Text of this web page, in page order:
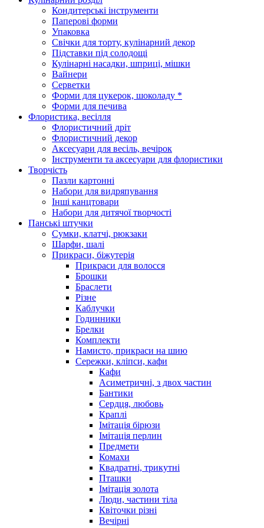
Кондитерські інструменти
Паперові форми
Упаковка
Свічки для торту, кулінарний декор
Підставки під солодощі
Кулінарні насадки, шприці, мішки
Вайнери
Серветки
Форми для цукерок, шоколаду *
Форми для печива
Флористика, весілля
Флористичний дріт
Флористичний декор
Аксесуари для весіль, вечірок
Інструменти та аксесуари для флористики
Творчість
Пазли картонні
Набори для видряпування
Інші канцтовари
Набори для дитячої творчості
Панські штучки
Сумки, клатчі, рюкзаки
Шарфи, шалі
Прикраси, біжутерія
Прикраси для волосся
Брошки
Браслети
Різне
Каблучки
Годинники
Брелки
Комплекти
Намисто, прикраси на шию
Сережки, кліпси, кафи
Кафи
Асиметричні, з двох частин
Бантики
Сердця, любовь
Краплі
Імітація бірюзи
Імітація перлин
Предмети
Комахи
Квадратні, трикутні
Пташки
Імітація золота
Люди, частини тіла
Квіточки різні
Вечірні